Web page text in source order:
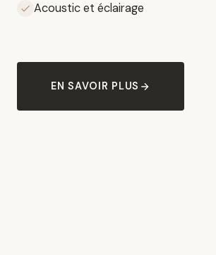
Acoustic et éclairage
EN SAVOIR PLUS